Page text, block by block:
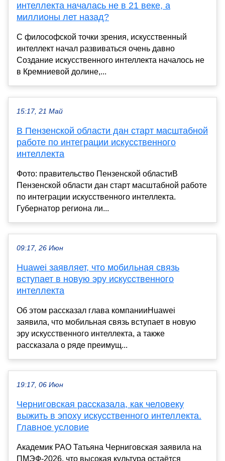
интеллекта началась не в 21 веке, а
миллионы лет назад?
С философской точки зрения, искусственный
интеллект начал развиваться очень давно
Создание искусственного интеллекта началось не
в Кремниевой долине,...
15:17, 21 Май
В Пензенской области дан старт масштабной
работе по интеграции искусственного
интеллекта
Фото: правительство Пензенской областиВ
Пензенской области дан старт масштабной работе
по интеграции искусственного интеллекта.
Губернатор региона ли...
09:17, 26 Июн
Huawei заявляет, что мобильная связь
вступает в новую эру искусственного
интеллекта
Об этом рассказал глава компанииHuawei
заявила, что мобильная связь вступает в новую
эру искусственного интеллекта, а также
рассказала о ряде преимущ...
19:17, 06 Июн
Черниговская рассказала, как человеку
выжить в эпоху искусственного интеллекта.
Главное условие
Академик РАО Татьяна Черниговская заявила на
ПМЭФ-2026, что высокая культура остаётся